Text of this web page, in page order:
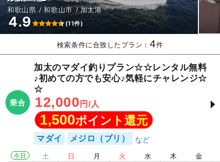
和歌山県 和歌山市 加太港
4.9 (11件)
検索条件に合致したプラン：4件
乗合
加太のマダイ釣りプラン☆☆レンタル無料
♪初めての方でも安心♪気軽にチャレンジ☆
☆
12,000 円/人
1,500ポイント還元
マダイ メジロ（ブリ）
今日 土 日 月 火 水 木 金